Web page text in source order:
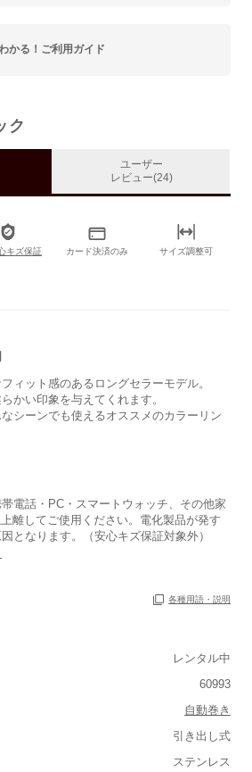
かる！ご利用ガイド
ク
ユーザー
レビュー(24)
キズ保証 カード決済のみ サイズ調整可
ィット感のあるロングセラーモデル。
かい印象を与えてくれます。
シーンでも使えるオススメのカラーリン
電話・PC・スマートウォッチ、その他家
離してご使用ください。電化製品が発す
となります。（安心キズ保証対象外）
各種用語・説明
レンタル中
60993
自動巻き
引き出し式
ステンレス
あり